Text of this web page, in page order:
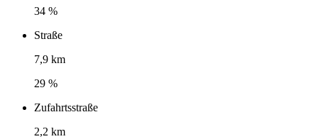
34 %
Straße
7,9 km
29 %
Zufahrtsstraße
2,2 km